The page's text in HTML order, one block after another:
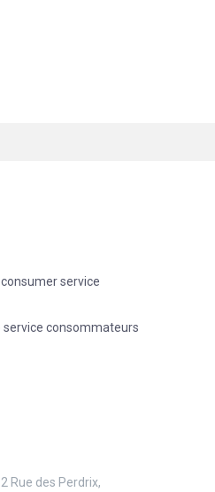
service
service consommateurs
Rue des Perdrix,